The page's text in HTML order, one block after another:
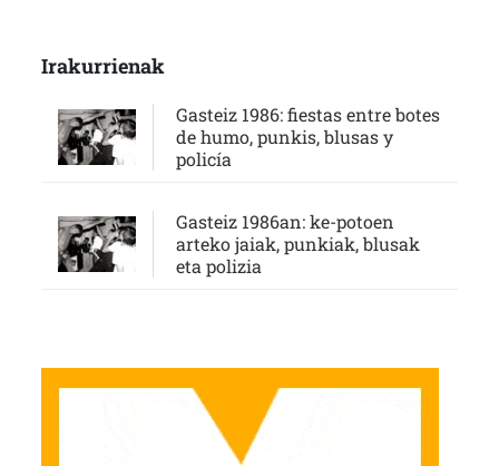
Irakurrienak
Gasteiz 1986: fiestas entre botes
de humo, punkis, blusas y
policía
Gasteiz 1986an: ke-potoen
arteko jaiak, punkiak, blusak
eta polizia